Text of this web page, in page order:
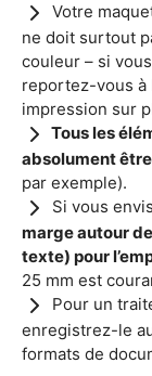
Votre
ne doit surtout
couleur – si
reportez-vous à
impression sur
Tous les
absolument
par exemple).
Si vous
marge autour
texte) pour
25 mm est
Pour un
enregistrez-le
formats de